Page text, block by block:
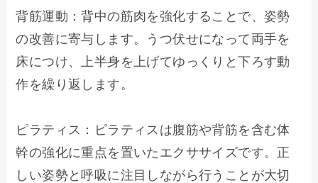
背筋運動：背中の筋肉を強化することで、姿勢
の改善に寄与します。うつ伏せになって両手を
床につけ、上半身を上げてゆっくりと下ろす動
作を繰り返します。
ピラティス：ピラティスは腹筋や背筋を含む体
幹の強化に重点を置いたエクササイズです。正
しい姿勢と呼吸に注目しながら行うことが大切